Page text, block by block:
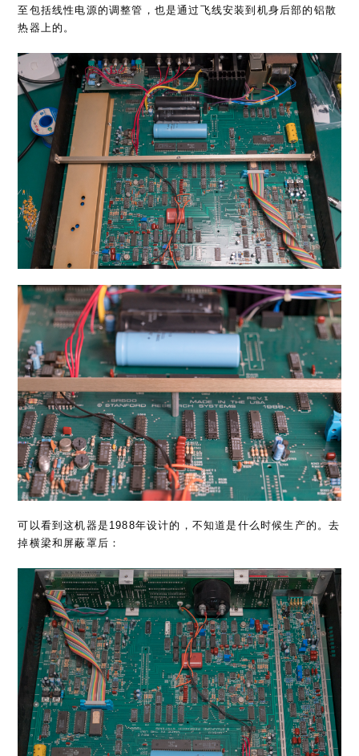
至包括线性电源的调整管，也是通过飞线安装到机身后部的铝散
热器上的。
可以看到这机器是1988年设计的，不知道是什么时候生产的。去
掉横梁和屏蔽罩后：